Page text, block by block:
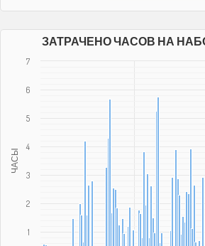
ЧАСЫ
ЗАТРАЧЕНО ЧАСОВ НА
1
2
3
4
5
6
7